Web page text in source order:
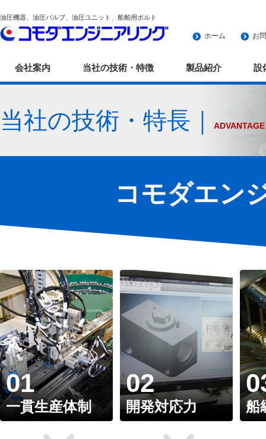
油圧機器、油圧バルブ、油圧ユニット、船舶用ボルト
ホーム お
会社案内 当社の技術・特徴 製品紹介 設
当社の技術・特長｜ ADVANTAGE
コモダエン
01
一貫生産体制
02
開発対応力 船